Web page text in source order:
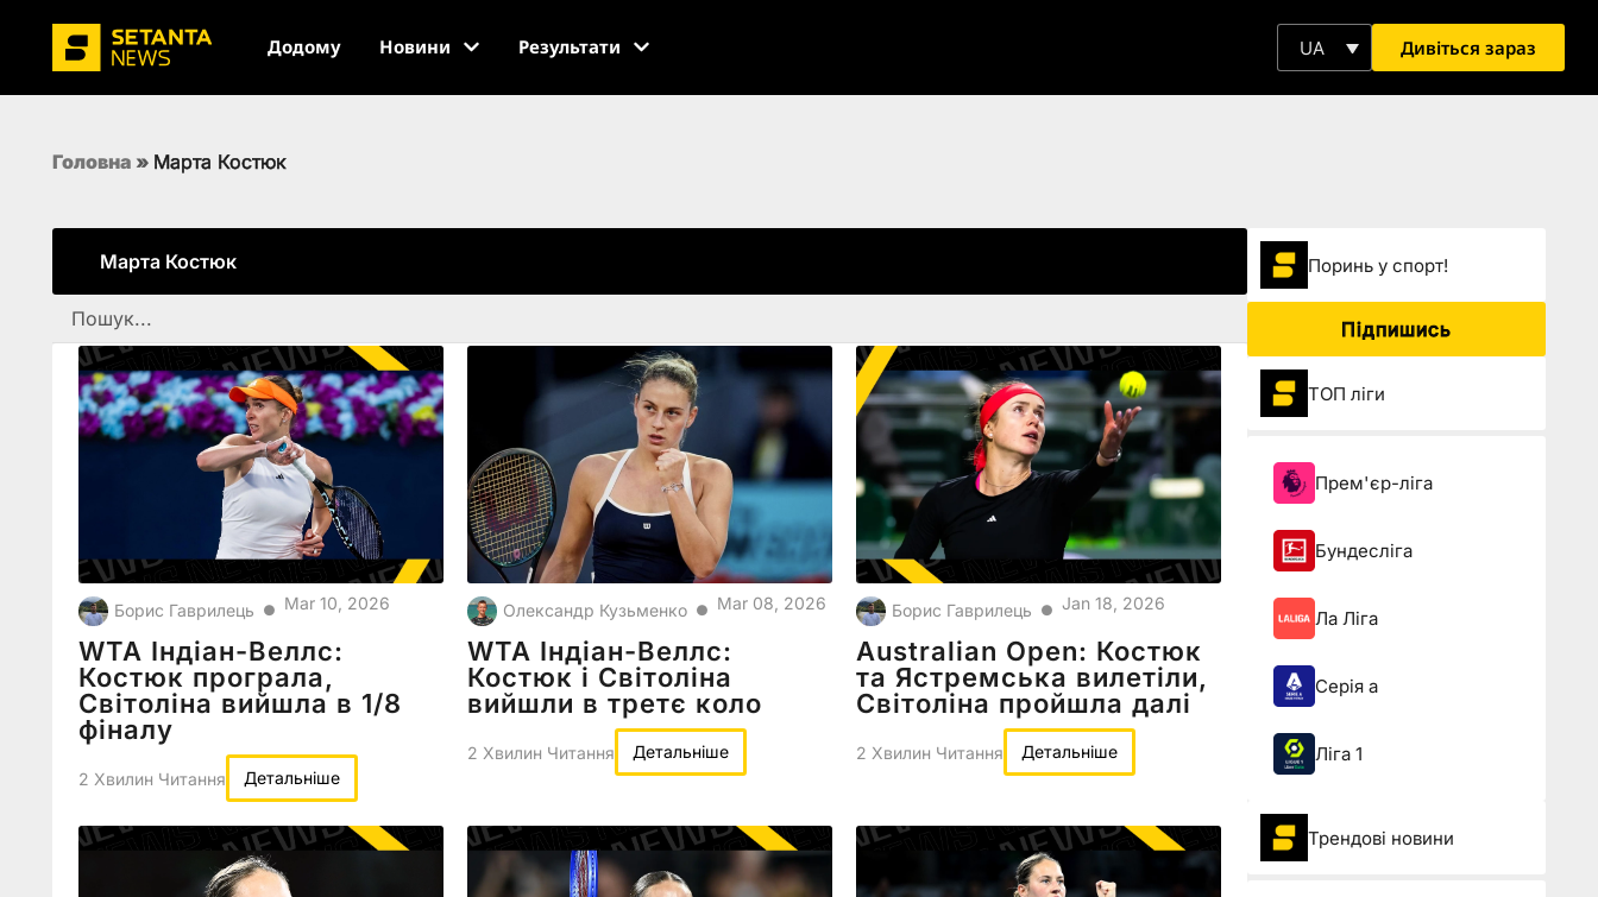
Додому Новини Результати UA Дивіться зараз
Головна » Марта Костюк
Марта Костюк
Борис Гаврилець ● Mar 10, 2026
WTA Індіан-Веллс:
Костюк програла,
Світоліна вийшла в 1/8
фіналу
2 Хвилин Читання Детальніше
Олександр Кузьменко ● Mar 08, 2026
WTA Індіан-Веллс:
Костюк і Світоліна
вийшли в третє коло
2 Хвилин Читання Детальніше
Борис Гаврилець ● Jan 18, 2026
Australian Open: Костюк
та Ястремська вилетіли,
Світоліна пройшла далі
2 Хвилин Читання Детальніше
Поринь у спорт!
Підпишись
ТОП ліги
Прем'єр-ліга
Бундесліга
Ла Ліга
Серія а
Ліга 1
Трендові новини